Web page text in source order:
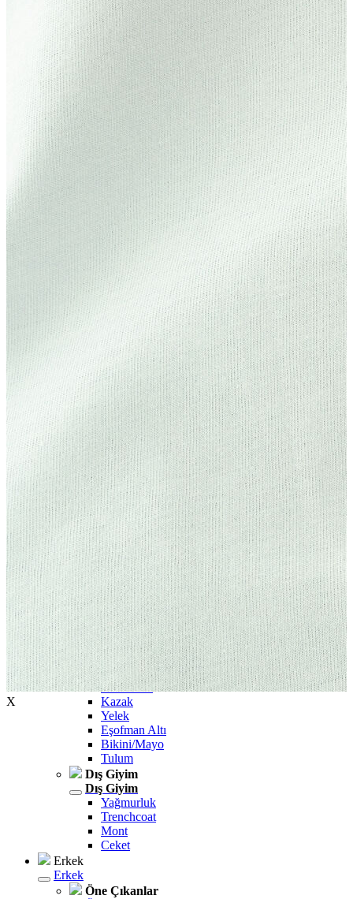
Atlet
Elbise
Eşofman Altı
Mont
Kazak
Yelek
Yağmurluk
Trenchcoat
Kaban
ERKEK
ERKEK
Jean Pantolon
Pantolon
Sweatshirt
Gömlek
Ceket
Eşofman Altı
T-shirt
Polo K.Kol
Hırka
Kazak
Mont
Kaban
Trenchcoat
Kadın
Kadın
Öne Çıkanlar
Öne Çıkanlar
Yaz Ürünleri
İndirimdekiler
Giyim
Giyim
Jean Pantolon
Pantolon
Gömlek
T-shirt
Polo T-shirt
Bluz
Etek
Elbise
Şort
Kapri
Atlet
Top
Sweatshirt
Kazak
Yelek
Eşofman Altı
Bikini/Mayo
Tulum
Dış Giyim
Dış Giyim
Yağmurluk
Trenchcoat
Mont
Ceket
Erkek
Erkek
Öne Çıkanlar
X